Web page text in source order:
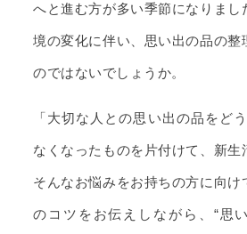
へと進む方が多い季節になりまし
境の変化に伴い、思い出の品の整
のではないでしょうか。
「大切な人との思い出の品をど
なくなったものを片付けて、新生
そんなお悩みをお持ちの方に向け
のコツをお伝えしながら、“思